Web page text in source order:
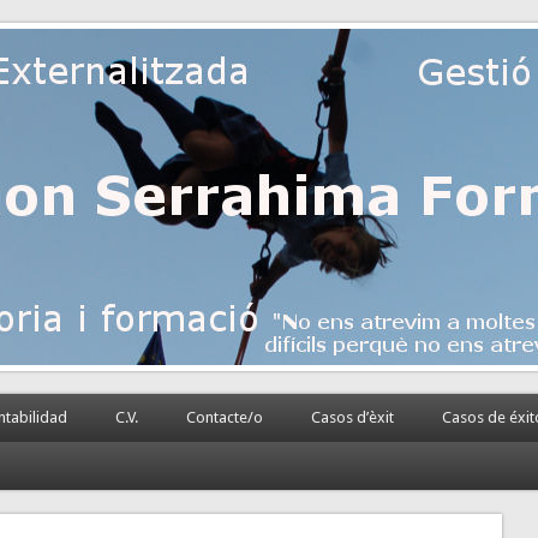
PyME
C.V. Contacte/o Casos d’èxit Casos de